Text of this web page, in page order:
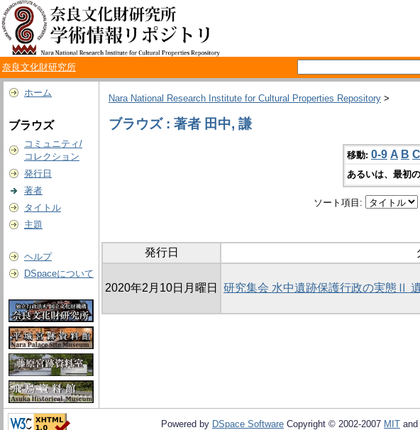
奈良文化財研究所
ホーム
ブラウズ
コミュニティ/
コレクション
発行日
著者
タイトル
主題
ヘルプ
DSpaceについて
Nara National Research Institute for Cultural Properties Repository >
ブラウズ : 著者 田中, 謙
移動: 0-9 A B C
あるいは、最初
ソート項目:
発行日
2020年2月10日月曜日 研究集会 水中遺跡保護行政の実態Ⅱ
Powered by DSpace Software Copyright © 2002-2007 MIT and